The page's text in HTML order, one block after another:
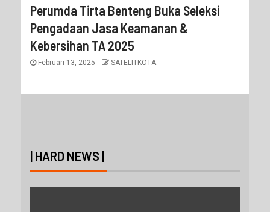
Perumda Tirta Benteng Buka Seleksi
Pengadaan Jasa Keamanan &
Kebersihan TA 2025
Februari 13, 2025 SATELITKOTA
| HARD NEWS |